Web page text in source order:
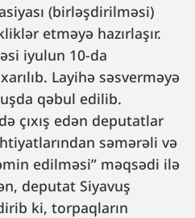
(birləşdirilməsi)
etməyə hazırlaşır.
iyulun 10-da
Layihə səsverməyə
qəbul edilib.
çıxış edən deputatlar
səmərəli və
edilməsi” məqsədi ilə
deputat Siyavuş
ki, torpaqların